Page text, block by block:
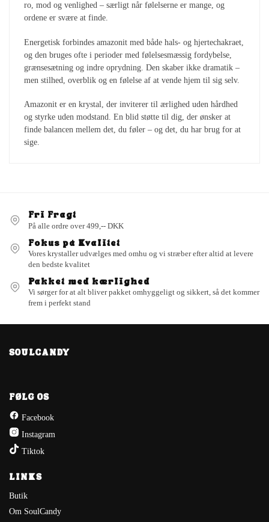
ro, mod og venlighed – særligt når følelserne er mange, og
ordene er svære at finde.
Energetisk forbindes amazonit med både hals- og hjertechakraet,
og den bruges ofte i perioder med følelsesmæssig fordybelse,
grænsesætning og indre oprydning. Den skaber ikke dramatik –
men stilhed, overblik og en følelse af at vende hjem til sig selv.
Amazonit er en krystal, der inviterer til ærlighed uden hårdhed
og styrke uden modstand. En blid støtte til dig, der ønsker at
finde balancen mellem det, du føler – og det, du har brug for at
sige.
Fri Fragt
På alle ordre over 499,-- DKK
Fokus på Kvalitet
Vores krystaller udvælges med omhu og vi stræber efter altid at levere
den bedste kvalitet
Pakket med kærlighed
Vi sørger for at alt bliver pakket omhyggeligt og sikkert, så det kommer
frem i perfekt stand
SOULCANDY
FØLG OS
Facebook
Instagram
Tiktok
LINKS
Butik
Om SoulCandy